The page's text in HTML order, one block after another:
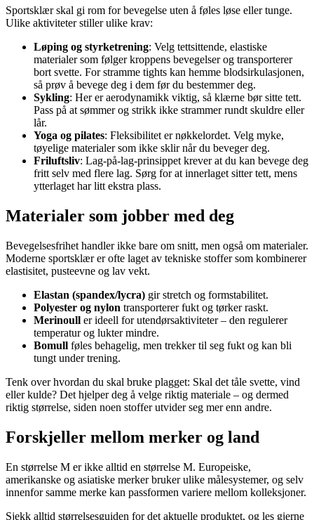
Sportsklær skal gi rom for bevegelse uten å føles løse eller tunge.
Ulike aktiviteter stiller ulike krav:
Løping og styrketrening: Velg tettsittende, elastiske
materialer som følger kroppens bevegelser og transporterer
bort svette. For stramme tights kan hemme blodsirkulasjonen,
så prøv å bevege deg i dem før du bestemmer deg.
Sykling: Her er aerodynamikk viktig, så klærne bør sitte tett.
Pass på at sømmer og strikk ikke strammer rundt skuldre eller
lår.
Yoga og pilates: Fleksibilitet er nøkkelordet. Velg myke,
tøyelige materialer som ikke sklir når du beveger deg.
Friluftsliv: Lag-på-lag-prinsippet krever at du kan bevege deg
fritt selv med flere lag. Sørg for at innerlaget sitter tett, mens
ytterlaget har litt ekstra plass.
Materialer som jobber med deg
Bevegelsesfrihet handler ikke bare om snitt, men også om materialer.
Moderne sportsklær er ofte laget av tekniske stoffer som kombinerer
elastisitet, pusteevne og lav vekt.
Elastan (spandex/lycra) gir stretch og formstabilitet.
Polyester og nylon transporterer fukt og tørker raskt.
Merinoull er ideell for utendørsaktiviteter – den regulerer
temperatur og lukter mindre.
Bomull føles behagelig, men trekker til seg fukt og kan bli
tungt under trening.
Tenk over hvordan du skal bruke plagget: Skal det tåle svette, vind
eller kulde? Det hjelper deg å velge riktig materiale – og dermed
riktig størrelse, siden noen stoffer utvider seg mer enn andre.
Forskjeller mellom merker og land
En størrelse M er ikke alltid en størrelse M. Europeiske,
amerikanske og asiatiske merker bruker ulike målesystemer, og selv
innenfor samme merke kan passformen variere mellom kolleksjoner.
Sjekk alltid størrelsesguiden for det aktuelle produktet, og les gjerne